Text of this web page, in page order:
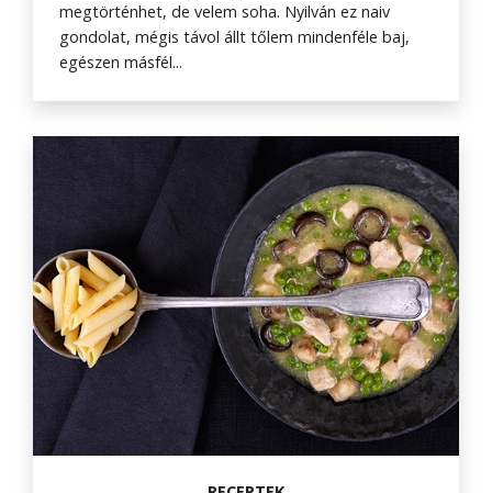
megtörténhet, de velem soha. Nyilván ez naiv
gondolat, mégis távol állt tőlem mindenféle baj,
egészen másfél...